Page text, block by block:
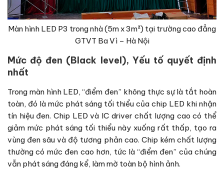
Màn hình LED P3 trong nhà (5m x 3m²) tại trường cao đẳng
GTVT Ba Vì – Hà Nội
Mức độ đen (Black level), Yếu tố quyết định
nhất
Trong màn hình LED, “điểm đen” không thực sự là tắt hoàn
toàn, đó là mức phát sáng tối thiểu của chip LED khi nhận
tín hiệu đen. Chip LED và IC driver chất lượng cao có thể
giảm mức phát sáng tối thiểu này xuống rất thấp, tạo ra
vùng đen sâu và độ tương phản cao. Chip kém chất lượng
thường có mức đen cao hơn, tức là “điểm đen” của chúng
vẫn phát sáng đáng kể, làm mờ toàn bộ hình ảnh.